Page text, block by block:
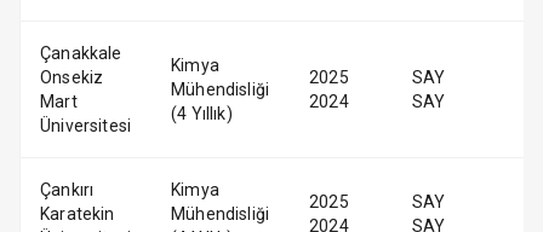
Çanakkale
Onsekiz
Mart
Üniversitesi
Kimya
Mühendisliği
(4 Yıllık)
2025
2024
SAY
SAY
Çankırı
Karatekin
Kimya
Mühendisliği
2025
2024
SAY
SAY